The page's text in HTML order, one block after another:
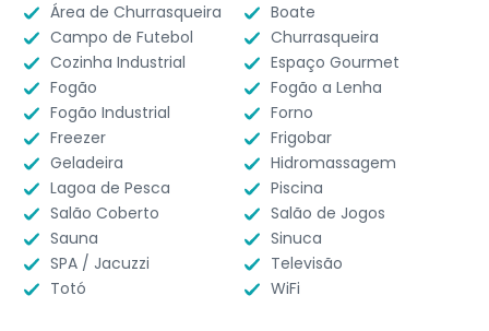
Área de Churrasqueira
Boate
Campo de Futebol
Churrasqueira
Cozinha Industrial
Espaço Gourmet
Fogão
Fogão a Lenha
Fogão Industrial
Forno
Freezer
Frigobar
Geladeira
Hidromassagem
Lagoa de Pesca
Piscina
Salão Coberto
Salão de Jogos
Sauna
Sinuca
SPA / Jacuzzi
Televisão
Totó
WiFi